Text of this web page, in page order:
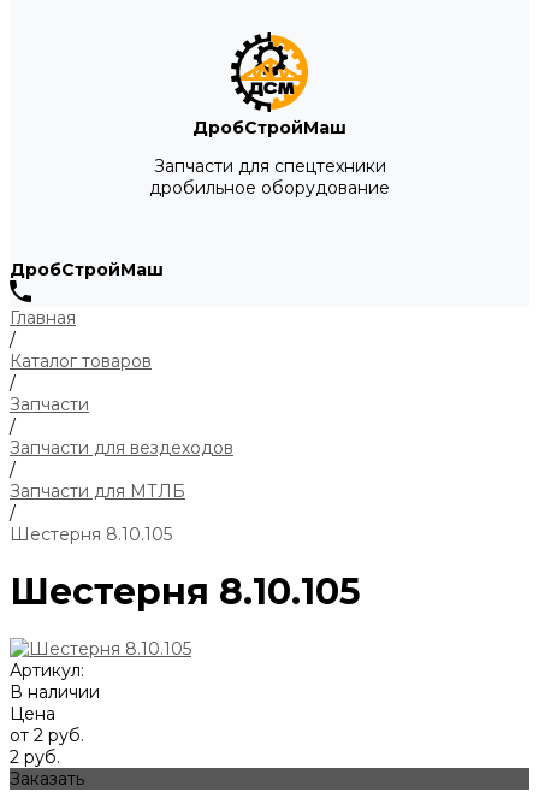
ДробСтройМаш
Запчасти для спецтехники
дробильное оборудование
ДробСтройМаш
Главная
/
Каталог товаров
/
Запчасти
/
Запчасти для вездеходов
/
Запчасти для МТЛБ
/
Шестерня 8.10.105
Шестерня 8.10.105
Артикул:
В наличии
Цена
от 2 руб.
2 руб.
Заказать